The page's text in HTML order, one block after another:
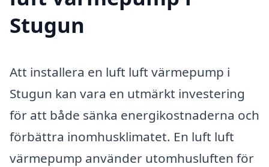
Stugun
Att installera en luft luft värmepump i
Stugun kan vara en utmärkt investering
för att både sänka energikostnaderna och
förbättra inomhusklimatet. En luft luft
värmepump använder utomhusluften för